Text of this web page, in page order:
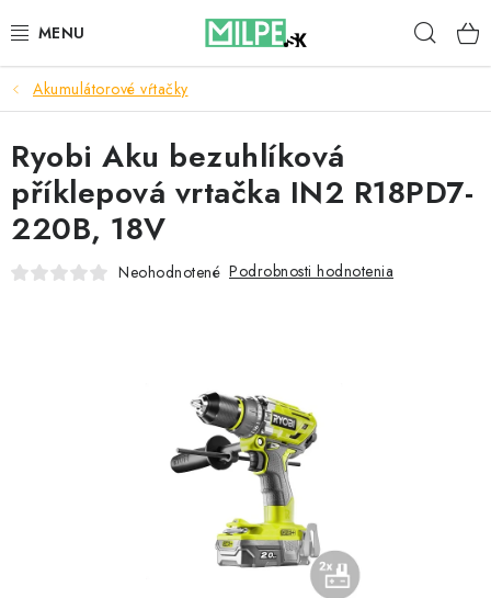
na
STREŠNÉ OKNÁ
PODKROVNÉ SCHODY
DOM A ZÁHRADA
STAVBA
Zásady používania súborov cookie
Obchodní podmínky
Akumulátorové vŕtačky
Ryobi Aku bezuhlíková
příklepová vrtačka IN2 R18PD7-
220B, 18V
Neohodnotené Podrobnosti hodnotenia